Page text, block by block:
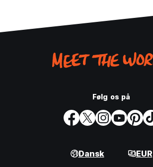
Følg os på
Dansk EUR